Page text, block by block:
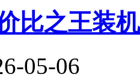
比之王装
05-06